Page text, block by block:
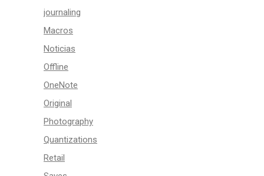
journaling
Macros
Noticias
Offline
OneNote
Original
Photography
Quantizations
Retail